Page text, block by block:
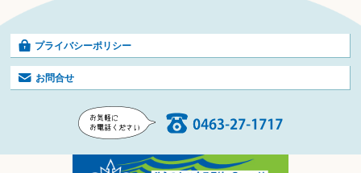
プライバシーポリシー
お問合せ